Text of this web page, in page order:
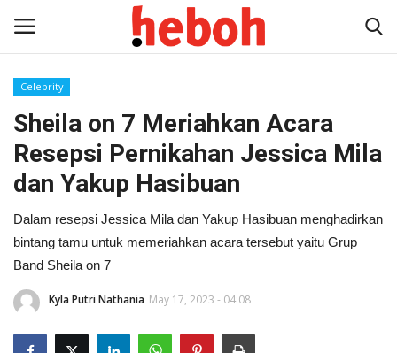
Home
Entertainment
Lifestyle
Video
News
Celebrity
Sheila on 7 Meriahkan Acara
Resepsi Pernikahan Jessica Mila
dan Yakup Hasibuan
Dalam resepsi Jessica Mila dan Yakup Hasibuan menghadirkan
bintang tamu untuk memeriahkan acara tersebut yaitu Grup
Band Sheila on 7
Kyla Putri Nathania May 17, 2023 - 04:08